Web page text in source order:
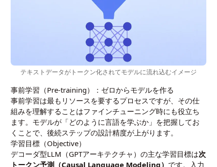
テキストデータがトークン化されてモデルに流れ込むイメージ
事前学習（Pre-training）：ゼロからモデルを作る
事前学習は最もリソースを要するプロセスですが、その仕
組みを理解することはファインチューニング時にも役立ち
ます。モデルが「どのように言語を学ぶか」を把握してお
くことで、後続ステップの設計精度が上がります。
学習目標（Objective）
デコーダ型LLM（GPTアーキテクチャ）の主な学習目標は次
トークン予測（Causal Language Modeling） です。入力